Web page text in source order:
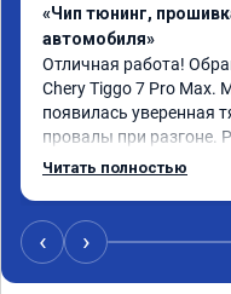
«Чип тюнинг,
автомобиля»
Отличная работа!
Chery Tiggo 7 Pro Max.
появилась уверенная
провалы при разгоне.
режиме даже немного
Читать полностью
‹ ›